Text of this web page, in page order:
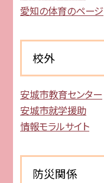
愛知の体育のページ
校外
安城市教育センター
安城市就学援助
情報モラルサイト
防災関係